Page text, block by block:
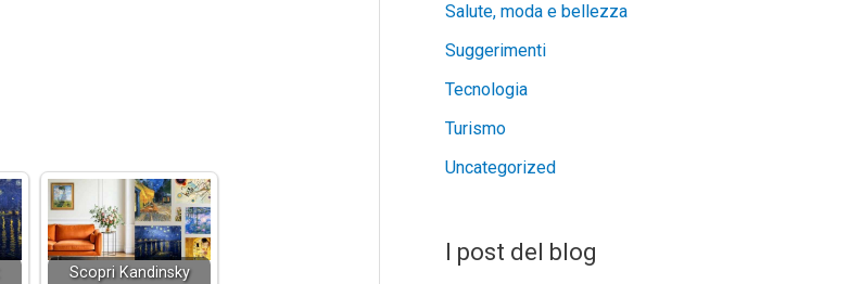
Scopri Kandinsky
Salute, moda e bellezza
Suggerimenti
Tecnologia
Turismo
Uncategorized
I post del blog